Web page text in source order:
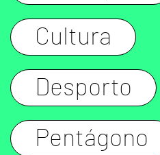
Cultura
Desporto
Pentágono